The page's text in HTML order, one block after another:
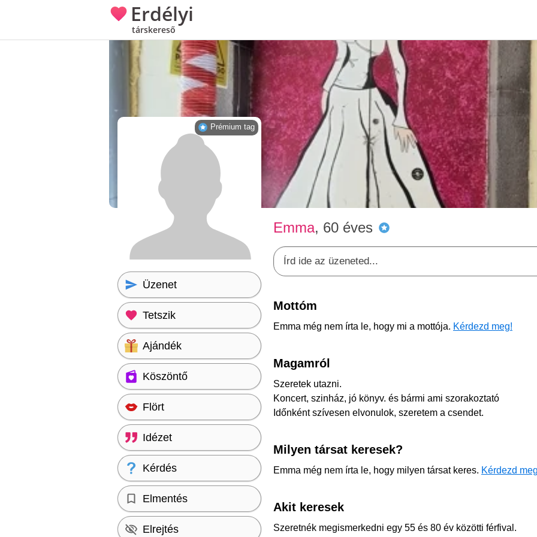
Erdélyi
társkereső
Emma, 60 éves
Mottóm
Emma még nem írta le, hogy mi a mottója. Kérdezd meg!
Magamról
Szeretek utazni.
Koncert, szinház, jó könyv. és bármi ami szorakoztató
Időnként szívesen elvonulok, szeretem a csendet.
Milyen társat keresek?
Emma még nem írta le, hogy milyen társat keres. Kérdezd
Akit keresek
Szeretnék megismerkedni egy 55 és 80 év közötti férfival.
Prémium tag
Üzenet
Tetszik
Ajándék
Köszöntő
Flört
Idézet
Kérdés
Elmentés
Elrejtés